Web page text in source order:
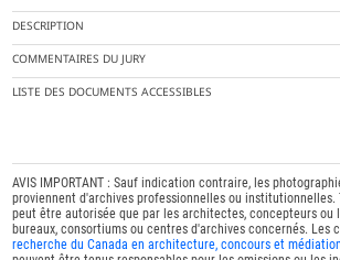
DESCRIPTION
COMMENTAIRES DU JURY
LISTE DES DOCUMENTS ACCESSIBLES
AVIS IMPORTANT : Sauf indication contraire, les
proviennent d'archives professionnelles ou institutionnelles.
peut être autorisée que par les architectes, concepteurs ou
bureaux, consortiums ou centres d'archives concernés. Les
recherche du Canada en architecture, concours et